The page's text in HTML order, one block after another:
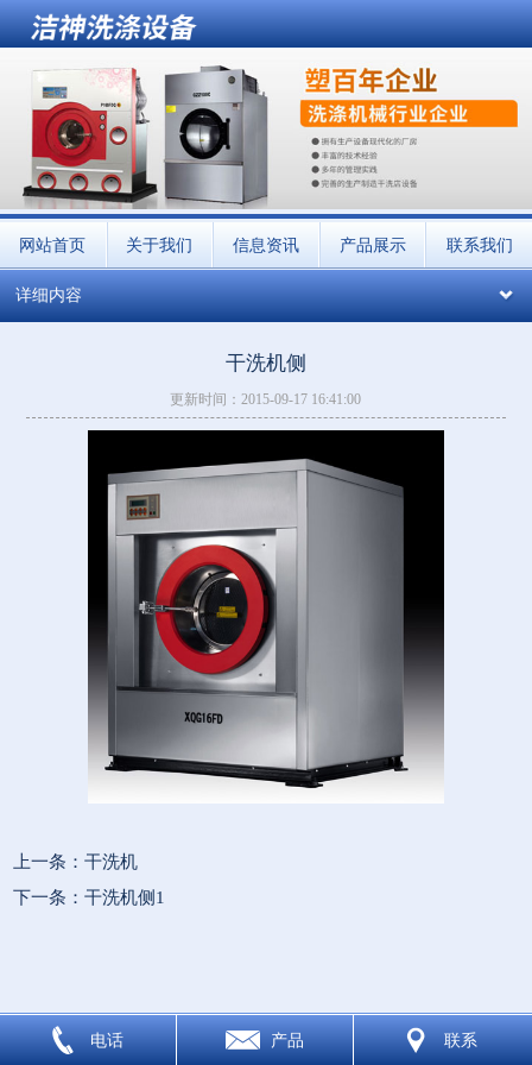
网站首页 关于我们 信息资讯 产品展示 联系我们
详细内容
干洗机侧
更新时间：2015-09-17 16:41:00
上一条：干洗机
下一条：干洗机侧1
电话 产品 联系